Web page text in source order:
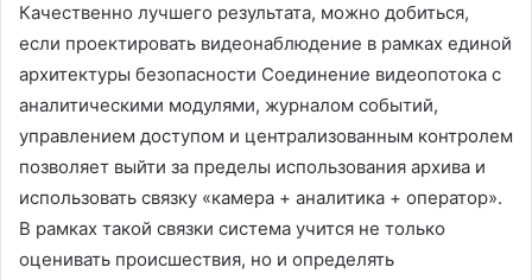
Качественно лучшего результата, можно добиться,
если проектировать видеонаблюдение в рамках единой
архитектуры безопасности Соединение видеопотока с
аналитическими модулями, журналом событий,
управлением доступом и централизованным контролем
позволяет выйти за пределы использования архива и
использовать связку «камера + аналитика + оператор».
В рамках такой связки система учится не только
оценивать происшествия, но и определять